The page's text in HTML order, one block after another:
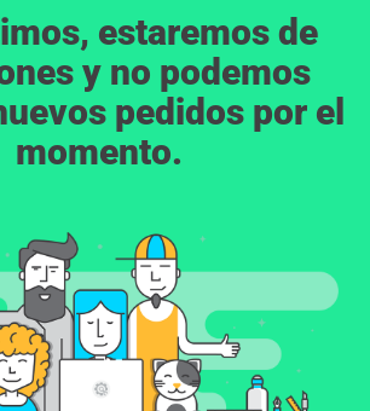
estaremos de
y no podemos
pedidos por el
momento.